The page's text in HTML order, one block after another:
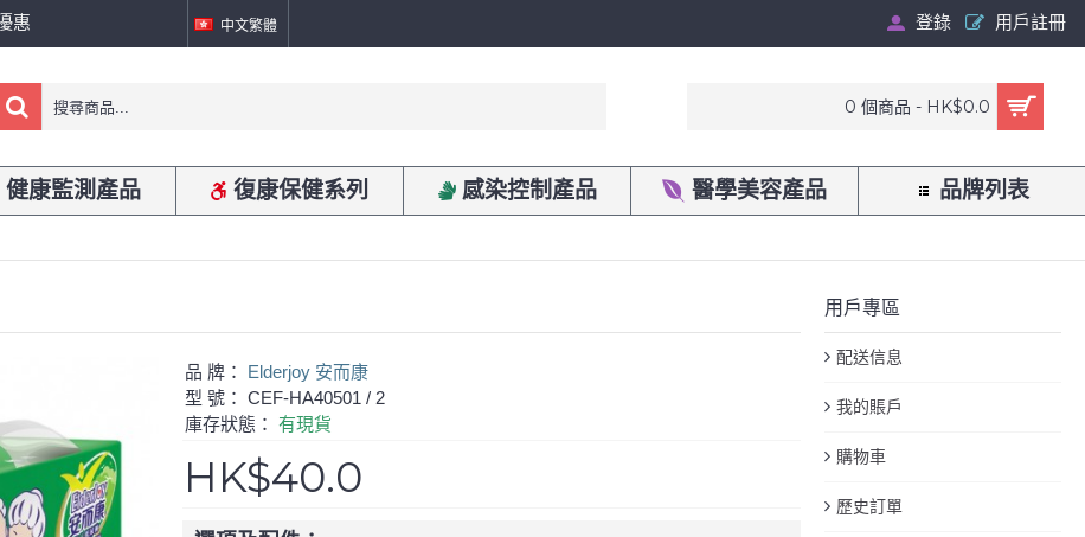
惠 中文繁體 登錄 用戶註冊
0 個商品 - HK$0.0
健康監測產品 復康保健系列 感染控制產品 醫學美容產品 品牌列表
用戶專區
配送信息
我的賬戶
購物車
歷史訂單
品 牌： Elderjoy 安而康
型 號： CEF-HA40501 / 2
庫存狀態： 有現貨
HK$40.0